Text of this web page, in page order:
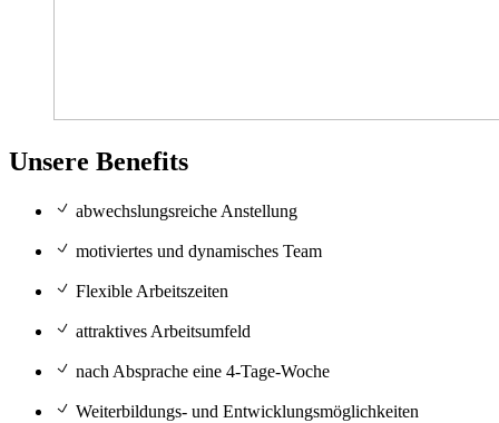
Unsere Benefits
abwechslungsreiche Anstellung
motiviertes und dynamisches Team
Flexible Arbeitszeiten
attraktives Arbeitsumfeld
nach Absprache eine 4-Tage-Woche
Weiterbildungs- und Entwicklungsmöglichkeiten